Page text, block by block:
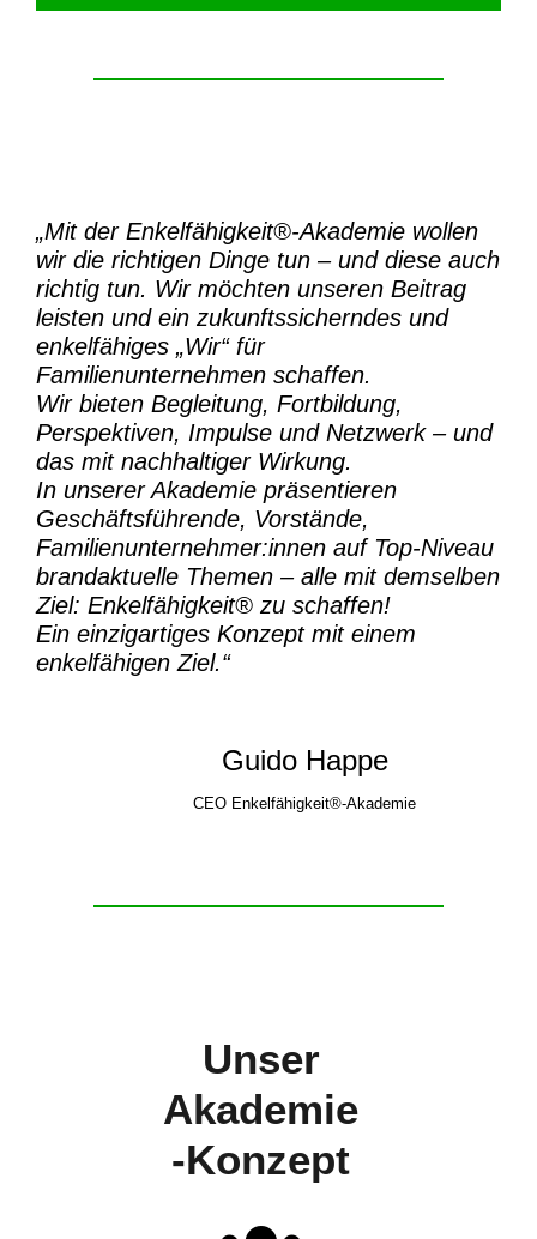
„Mit der Enkelfähigkeit®-Akademiewollen
wir die richtigen Dinge tun – und diese auch
richtig tun. Wir möchten unseren Beitrag
leisten und ein zukunftssicherndes und
enkelfähiges „Wir“ für
Familienunternehmen schaffen.
Wir bieten Begleitung, Fortbildung,
Perspektiven, Impulse und Netzwerk – und
das mit nachhaltiger Wirkung.
In unserer Akademie präsentieren
Geschäftsführende, Vorstände,
Familienunternehmer:innen auf Top-Niveau
brandaktuelle Themen – alle mit demselben
Ziel: Enkelfähigkeit® zu schaffen!
Ein einzigartiges Konzept mit einem
enkelfähigen Ziel.“
Guido Happe
CEO Enkelfähigkeit®-Akademie
Unser
Akademie
-Konzept